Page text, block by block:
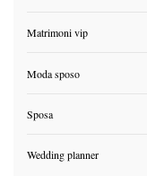
Matrimoni vip
Moda sposo
Sposa
Wedding planner